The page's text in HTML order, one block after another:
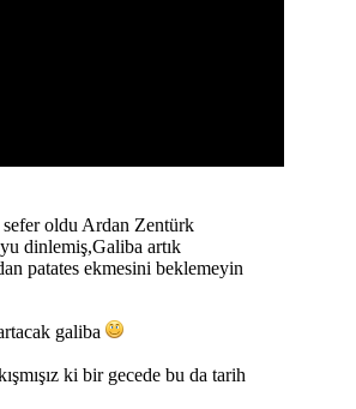
oldu Ardan Zentürk
dinlemiş,Galiba artık
patates ekmesini beklemeyin
galiba
ki bir gecede bu da tarih